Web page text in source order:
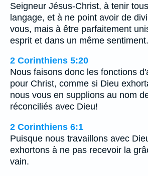
Seigneur Jésus-Christ, à tenir
langage, et à ne point avoir de
vous, mais à être parfaitement
esprit et dans un même sentiment.
2 Corinthiens 5:20
Nous faisons donc les fonctions
pour Christ, comme si Dieu
nous vous en supplions au nom
réconciliés avec Dieu!
2 Corinthiens 6:1
Puisque nous travaillons avec
exhortons à ne pas recevoir la
vain.